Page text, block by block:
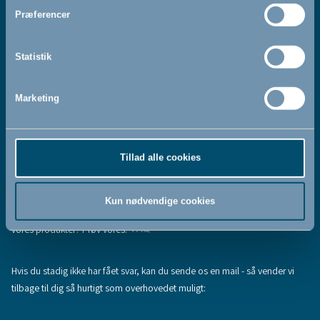
Præferencer
Statistik
Marketing
Tillad alle cookies
Kun nødvendige cookies
læst og accepteret vores
Cookiepolitik
Tilmeld
Fandt du ikke den information, du søgte, eller har du flere spørgsmål til
vores produkter? Prøv vores:FAQ
Hvis du stadig ikke har fået svar, kan du sende os en mail - så vender vi
tilbage til dig så hurtigt som overhovedet muligt: